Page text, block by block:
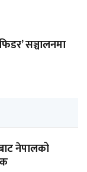
सञ्चालनमा
नेपालको